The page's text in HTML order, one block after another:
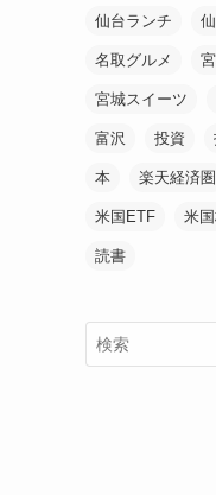
仙台ランチ
名取グルメ
宮城スイーツ
富沢 投資
本 楽天経済圏
米国ETF 米
読書